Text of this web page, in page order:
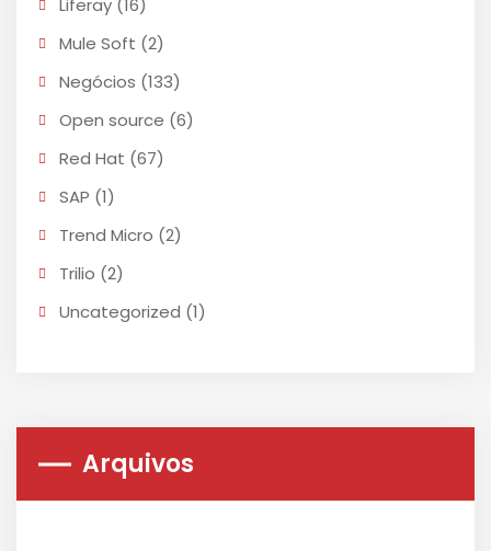
Liferay (16)
Mule Soft (2)
Negócios (133)
Open source (6)
Red Hat (67)
SAP (1)
Trend Micro (2)
Trilio (2)
Uncategorized (1)
Arquivos